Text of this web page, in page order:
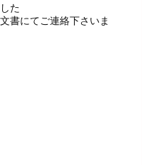
た
書にてご連絡下さいま